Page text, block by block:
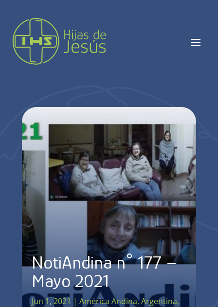
NotiAndina n° 177 –
Mayo 2021
Jun 1, 2021 | América Andina,Argentina,